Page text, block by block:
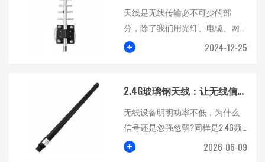
天线是无线传输必不可少的部
分，除了我们用光纤、电缆、网
线等传输有线信号，只要是在空...
+ 2024-12-25
2.4G玻璃钢天线：让无线信号在户外稳定覆盖的关键配件
无线设备明明功率不低，为什么
信号还是忽强忽弱?同样是2.4G频
段，有的设备装上天线后覆...
+ 2026-06-09